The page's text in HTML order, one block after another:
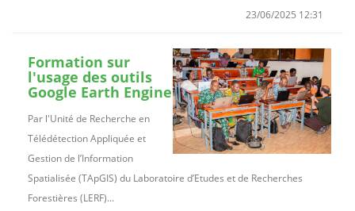
23/06/2025 12:31
Formation sur
l'usage des outils
Google Earth Engine
Par l'Unité de Recherche en
Télédétection Appliquée et
Gestion de l’Information
Spatialisée (TApGIS) du Laboratoire d’Etudes et de Recherches
Forestières (LERF)...